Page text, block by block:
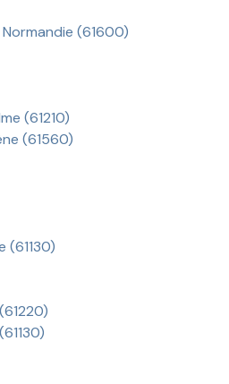
(61600)
(61210)
(61560)
(61130)